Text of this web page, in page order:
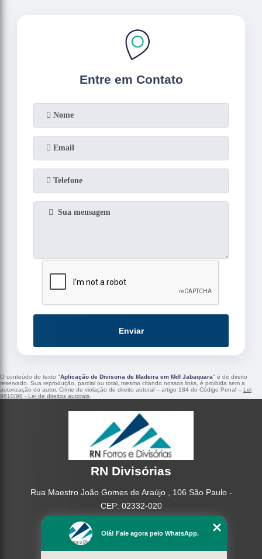
Entre em Contato
Enviar
O conteúdo do texto "Aplicação de Divisoria de Madeira em Mdf Jabaquara" é de direito
reservado. Sua reprodução, parcial ou total, mesmo citando nossos links, é proibida sem a
autorização do autor. Crime de violação de direito autoral – artigo 184 do Código Penal – Lei
9610/98 - Lei de direitos autorais
RN Divisórias
Rua Maestro João Gomes de Araújo , 106 São Paulo -
CEP: 02332-020
Olá! Fale agora pelo WhatsApp.